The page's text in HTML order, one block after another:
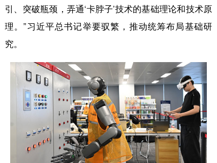
引、突破瓶颈，弄通‘卡脖子’技术的基础理论和技术原
理。”习近平总书记举要驭繁，推动统筹布局基础研
究。